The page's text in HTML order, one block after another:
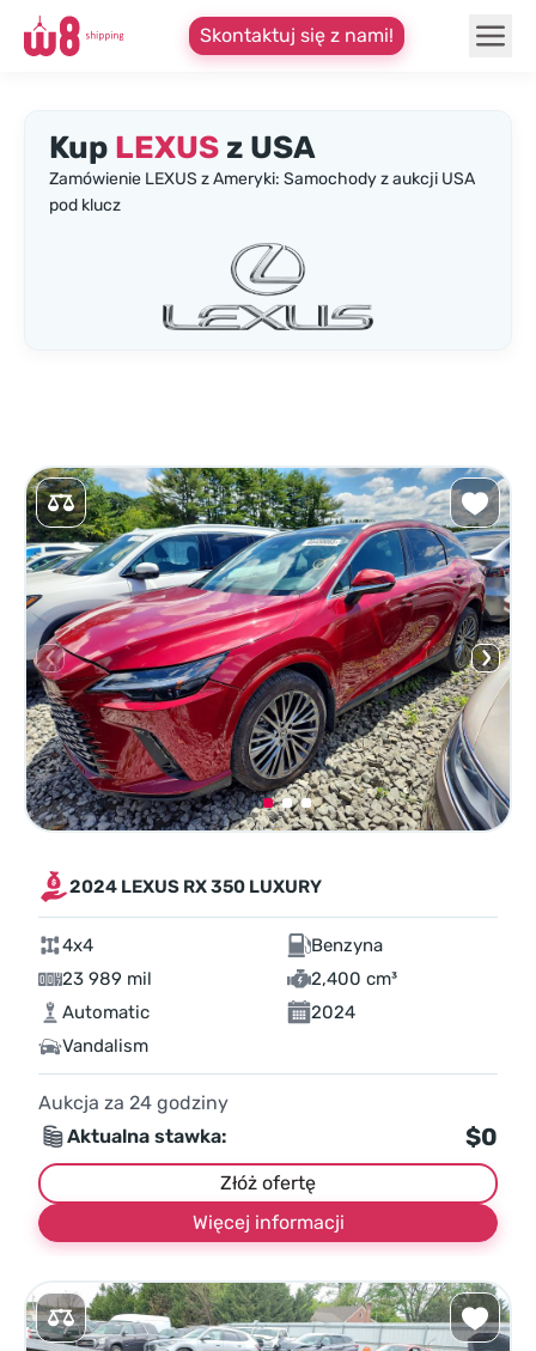
Skontaktuj się z nami!
Kup LEXUS z USA
Zamówienie LEXUS z Ameryki: Samochody z aukcji USA
pod klucz
2024 LEXUS RX 350 LUXURY
4x4
Benzyna
23 989 mil
2,400 cm³
Automatic
2024
Vandalism
Aukcja za 24 godziny
Aktualna stawka:
$0
Złóż ofertę
Więcej informacji